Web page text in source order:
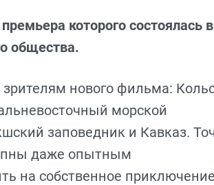
которого состоялась в
общества.
нового фильма:
морской
заповедник и Кавказ.
даже опытным
на собственное приключение